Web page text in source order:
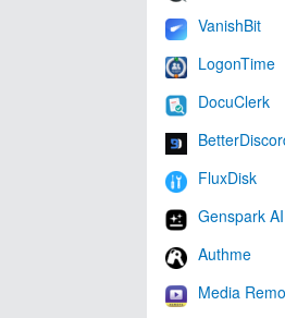
VanishBit
LogonTime
DocuClerk
FluxDisk
Genspark
Authme
Media